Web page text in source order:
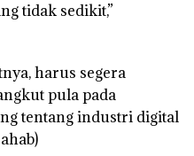
tidak sedikit,”
harus segera
pula pada
tentang industri digital